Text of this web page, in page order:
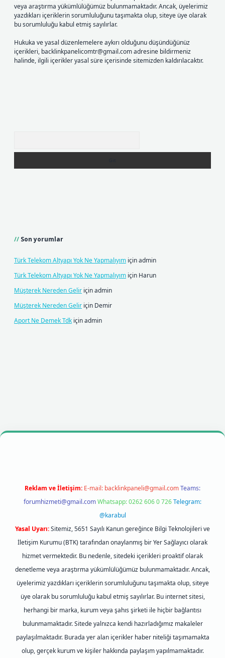
veya araştırma yükümlülüğümüz bulunmamaktadır. Ancak, üyelerimiz
yazdıkları içeriklerin sorumluluğunu taşımakta olup, siteye üye olarak
bu sorumluluğu kabul etmiş sayılırlar.
Hukuka ve yasal düzenlemelere aykırı olduğunu düşündüğünüz
içerikleri, backlinkpanelicomtr@gmail.comadresine bildirmeniz
halinde, ilgili içerikler yasal süre içerisinde sitemizden kaldırılacaktır.
Son yorumlar
Türk Telekom Altyapı Yok Ne Yapmalıyım içinadmin
Türk Telekom Altyapı Yok Ne Yapmalıyım için Harun
Müşterek Nereden Gelir içinadmin
Müşterek Nereden Gelir için Demir
Aport Ne Demek Tdk içinadmin
mobil girişbetexpergiris.casinobetexper giriş
Reklam ve İletişim: E-mail: backlinkpaneli@gmail.comTeams:
forumhizmeti@gmail.comWhatsapp: 0262 606 0 726Telegram:
@karabul
Yasal Uyarı:Sitemiz, 5651 Sayılı Kanun gereğince Bilgi Teknolojileri ve
İletişim Kurumu (BTK) tarafından onaylanmış bir Yer Sağlayıcı olarak
hizmet vermektedir. Bu nedenle, sitedeki içerikleri proaktif olarak
denetleme veya araştırma yükümlülüğümüz bulunmamaktadır. Ancak,
üyelerimiz yazdıkları içeriklerin sorumluluğunu taşımakta olup, siteye
üye olarak bu sorumluluğu kabul etmiş sayılırlar. Bu internet sitesi,
herhangi bir marka, kurum veya şahıs şirketi ile hiçbir bağlantısı
bulunmamaktadır. Sitede yalnızca kendi hazırladığımız makaleler
paylaşılmaktadır. Burada yer alan içerikler haber niteliği taşımamakta
olup, gerçek kurum ve kişiler hakkında paylaşım yapılmamaktadır.